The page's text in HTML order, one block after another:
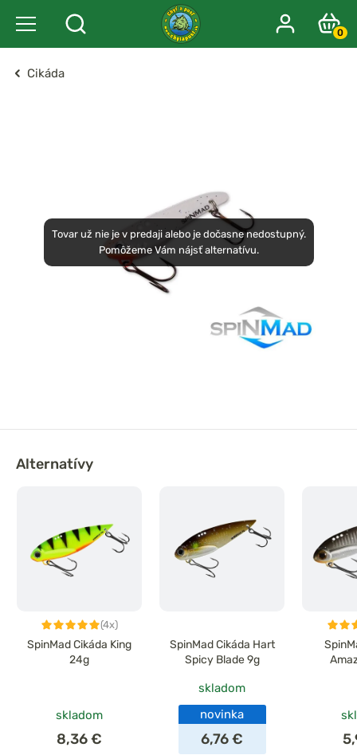
0
Cikáda
Tovar už nie je v predaji alebo je dočasne nedostupný.
Pomôžeme Vám nájsť alternatívu.
Alternatívy
(4x)
SpinMad Cikáda King
24g
skladom
8,36 €
SpinMad Cikáda Hart
Spicy Blade 9g
skladom
novinka
6,76 €